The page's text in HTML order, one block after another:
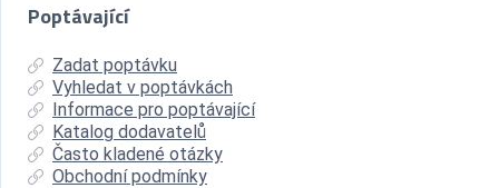
Poptávající
Zadat poptávku
Vyhledat v poptávkách
Informace pro poptávající
Katalog dodavatelů
Často kladené otázky
Obchodní podmínky